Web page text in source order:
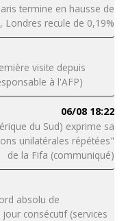
termine en hausse de
Londres recule de 0,19%
visite depuis
à l'AFP)
06/08 18:22
du Sud) exprime sa
unilatérales répétées"
de la Fifa (communiqué)
absolu de
consécutif (services